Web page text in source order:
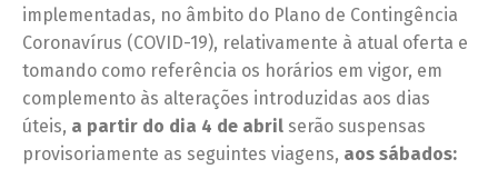
implementadas, no âmbito do Plano de Contingência
Coronavírus (COVID-19), relativamente à atual oferta e
tomando como referência os horários em vigor, em
complemento às alterações introduzidas aos dias
úteis, a partir do dia 4 de abril serão suspensas
provisoriamente as seguintes viagens, aos sábados: